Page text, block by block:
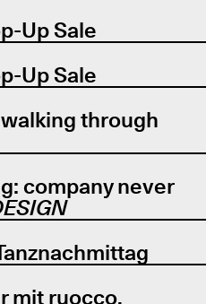
Up Sale
Up Sale
through
company never
mit ruocco,